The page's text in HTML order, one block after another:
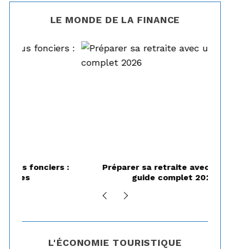
LE MONDE DE LA FINANCE
Préparer sa retraite avec un PER :
guide complet 2026
L'ÉCONOMIE TOURISTIQUE